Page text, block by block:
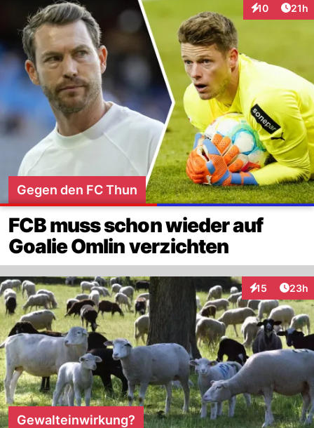
10
Interaktionen
21h
Gegen den FC Thun
FCB muss schon wieder auf
Goalie Omlin verzichten
15
Interaktionen
23h
Gewalteinwirkung?